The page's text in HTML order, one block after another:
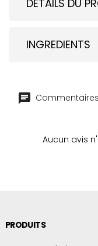
DÉTAILS DU
INGREDIENTS
Aucun avis
PRODUITS